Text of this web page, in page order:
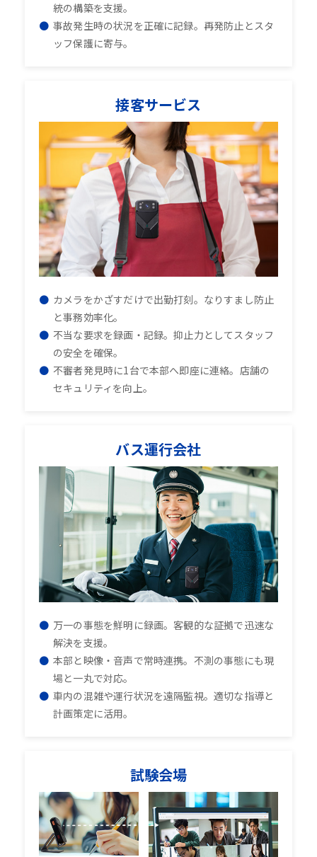
統の構築を支援。
事故発生時の状況を正確に記録。再発防止とスタ
ッフ保護に寄与。
接客サービス
カメラをかざすだけで出勤打刻。なりすまし防止
と事務効率化。
不当な要求を録画・記録。抑止力としてスタッフ
の安全を確保。
不審者発見時に1台で本部へ即座に連絡。店舗の
セキュリティを向上。
バス運行会社
万一の事態を鮮明に録画。客観的な証拠で迅速な
解決を支援。
本部と映像・音声で常時連携。不測の事態にも現
場と一丸で対応。
車内の混雑や運行状況を遠隔監視。適切な指導と
計画策定に活用。
試験会場